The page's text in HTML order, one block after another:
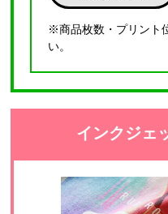
※商品枚数・プリント
い。
インクジェ